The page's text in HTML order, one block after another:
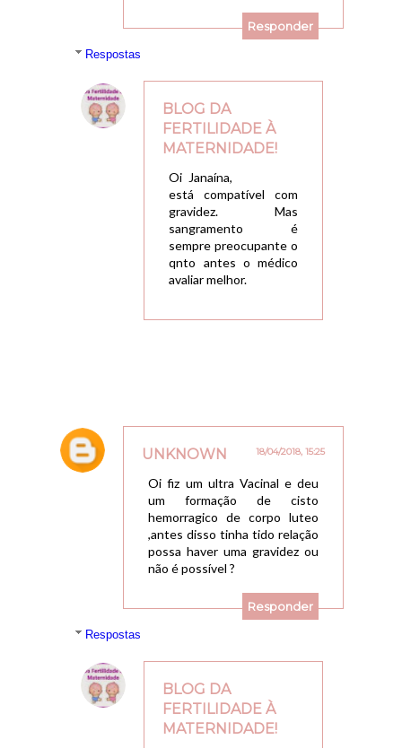
Responder
Respostas
BLOG DA
FERTILIDADE À
MATERNIDADE!
Oi Janaína,
está compatível com
gravidez. Mas
sangramento é
sempre preocupante o
qnto antes o médico
avaliar melhor.
UNKNOWN 18/04/2018, 15:25
Oi fiz um ultra Vacinal e deu
um formação de cisto
hemorragico de corpo luteo
,antes disso tinha tido relação
possa haver uma gravidez ou
não é possível ?
Responder
Respostas
BLOG DA
FERTILIDADE À
MATERNIDADE!